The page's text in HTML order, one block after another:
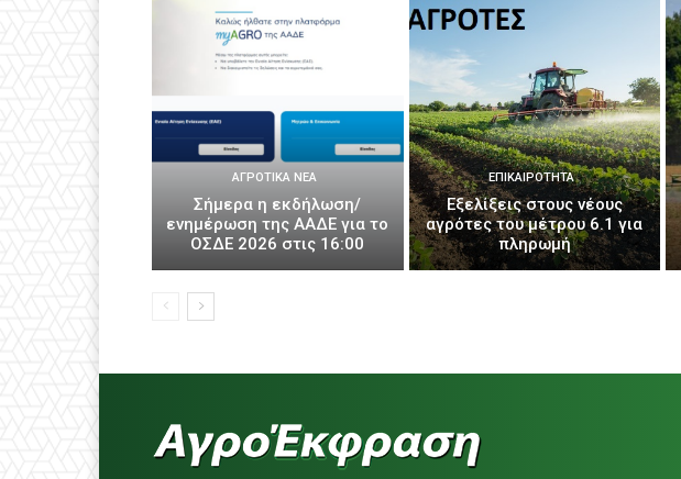
ΑΓΡΟΤΙΚΆ ΝΈΑ
Σήμερα η εκδήλωση/
ενημέρωση της ΑΑΔΕ για το
ΟΣΔΕ 2026 στις 16:00
ΕΠΙΚΑΙΡΌΤΗΤΑ
Εξελίξεις στους νέους
αγρότες του μέτρου 6.1 για
πληρωμή